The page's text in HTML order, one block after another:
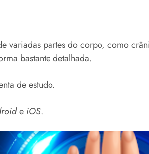
variadas partes do corpo, como
bastante detalhada.
de estudo.
e iOS.